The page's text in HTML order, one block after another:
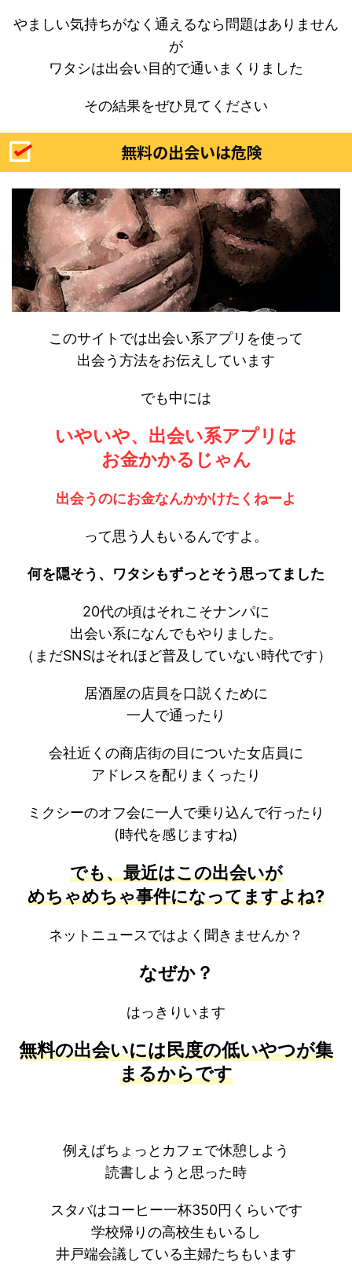
やましい気持ちがなく通えるなら問題はありません
が
ワタシは出会い目的で通いまくりました
その結果をぜひ見てください
無料の出会いは危険
このサイトでは出会い系アプリを使って
出会う方法をお伝えしています
でも中には
いやいや、出会い系アプリは
お金かかるじゃん
出会うのにお金なんかかけたくねーよ
って思う人もいるんですよ。
何を隠そう、ワタシもずっとそう思ってました
20代の頃はそれこそナンパに
出会い系になんでもやりました。
（まだSNSはそれほど普及していない時代です）
居酒屋の店員を口説くために
一人で通ったり
会社近くの商店街の目についた女店員に
アドレスを配りまくったり
ミクシーのオフ会に一人で乗り込んで行ったり
(時代を感じますね)
でも、最近はこの出会いが
めちゃめちゃ事件になってますよね?
ネットニュースではよく聞きませんか？
なぜか？
はっきりいます
無料の出会いには民度の低いやつが集
まるからです
例えばちょっとカフェで休憩しよう
読書しようと思った時
スタバはコーヒー一杯350円くらいです
学校帰りの高校生もいるし
井戸端会議している主婦たちもいます